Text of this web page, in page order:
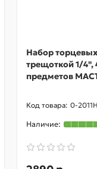
Набор
трещоткой 1/4",
предметов
0-2011H